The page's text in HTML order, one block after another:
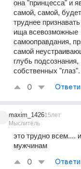
она "принцесса" и
самой, самой,
труднее
ища всевозможные
самооправдания,
самой
глубь
собственных "глаз".
0
maxim_1426
Мыслитель
15лет
это трудно всем....
мужчинам
0